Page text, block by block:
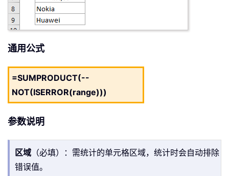
通用公式
=SUMPRODUCT(--
NOT(ISERROR(range)))
参数说明
区域 （必填）：需统计的单元格区域，统计时会自动排除
错误值。